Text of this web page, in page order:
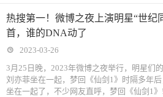
热搜第一！微博之夜上演明星“世纪
首，谁的DNA动了
2023-03-26
3月25日晚，2023年微博之夜举行，明星们
刘亦菲坐在一起，梦回《仙剑1》时隔多年
坐在一起了，不少网友直呼，梦回《仙剑1